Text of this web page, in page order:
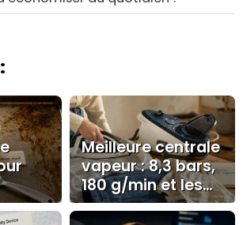
:
Meilleure centrale
vapeur : 8,3 bars,
180 g/min et les
erreurs qui